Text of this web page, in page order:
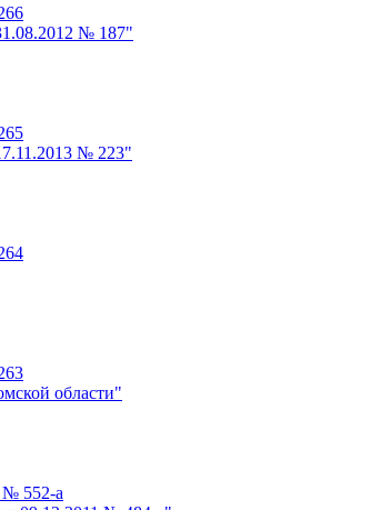
№ 187"
№ 223"
области"
№ 552-а